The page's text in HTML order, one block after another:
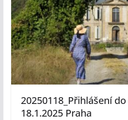
20250118_Přihlášení
18.1.2025 Praha